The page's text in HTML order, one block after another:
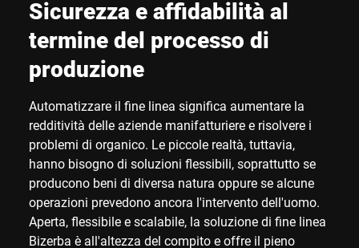
Sicurezza e affidabilità al
termine del processo di
produzione
Automatizzare il fine linea significa aumentare la
redditività delle aziende manifatturiere e risolvere i
problemi di organico. Le piccole realtà, tuttavia,
hanno bisogno di soluzioni flessibili, soprattutto se
producono beni di diversa natura oppure se alcune
operazioni prevedono ancora l'intervento dell'uomo.
Aperta, flessibile e scalabile, la soluzione di fine linea
Bizerba è all'altezza del compito e offre il pieno